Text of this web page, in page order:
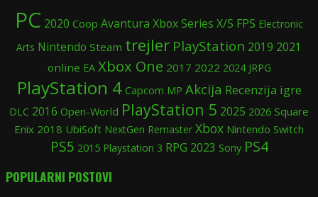
PC 2020 Coop Avantura Xbox Series X/S FPS Electronic
Arts Nintendo Steam trejler PlayStation 2019 2021
online EA Xbox One 2017 2022 2024 JRPG
PlayStation 4 Capcom MP Akcija Recenzija igre
DLC 2016 Open-World PlayStation 5 2025 2026 Square
Enix 2018 UbiSoft NextGen Remaster Xbox Nintendo Switch
PS5 2015 Playstation 3 RPG 2023 Sony PS4
POPULARNI POSTOVI